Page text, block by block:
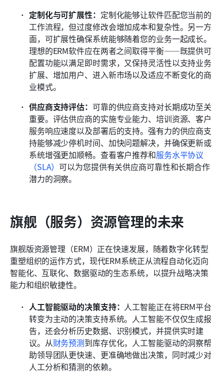
定制化与可扩展性： 定制化能够让软件匹配您当前的
工作流程，但过度修改会增加成本和复杂性。另一方
面，可扩展性确保系统能够随着您的业务一起成长。
理想的ERM软件应在两者之间取得平衡——既提供可
配置功能以满足即时需求，又保持灵活性以支持业务
扩展、增加用户、进入新市场以及适应不断变化的商
业模式。
供应商支持评估： 可靠的供应商支持对长期成功至关
重要。评估供应商的实施专业能力、培训资源、客户
服务响应速度以及部署后的支持。强有力的供应商支
持能够减少停机时间、加快问题解决，并确保更新或
系统增强更加顺畅。查看客户推荐和服务水平协议
（SLA） 可以为您提供有关供应商可靠性和长期合作
潜力的洞察。
旗舰（服务）资源管理的未来
旗舰版资源管理（ERM）正在快速发展，随着数字化转型
重塑组织的运作方式，现代ERM系统正从流程自动化迈向
智能化、互联化、数据驱动的生态系统，以提升战略决策
能力和组织敏捷性。
人工智能驱动的决策支持： 人工智能正在将ERM平台
转变为主动的决策支持系统。人工智能不仅仅生成报
告，还会分析历史数据、识别模式，并提供实时建
议。从财务预测到库存优化，人工智能驱动的洞察帮
助领导团队更快速、更准确地做出决策，同时减少对
人工分析和猜测的依赖。